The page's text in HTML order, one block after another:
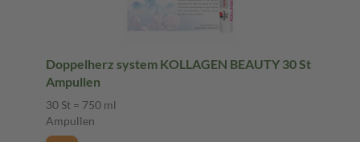
Doppelherz system KOLLAGEN BEAUTY 30 St
Ampullen
30 St = 750 ml
Ampullen